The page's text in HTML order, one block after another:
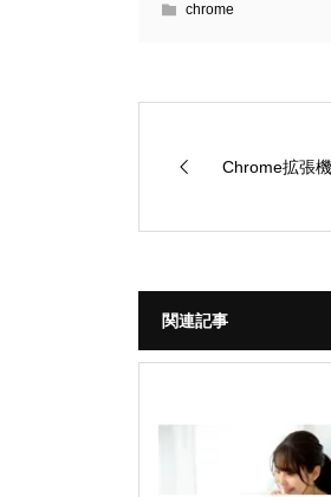
chrome
Chrome拡張
関連記事